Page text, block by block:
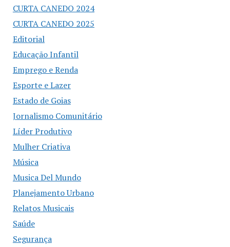
CURTA CANEDO 2024
CURTA CANEDO 2025
Editorial
Educação Infantil
Emprego e Renda
Esporte e Lazer
Estado de Goias
Jornalismo Comunitário
Líder Produtivo
Mulher Criativa
Música
Musica Del Mundo
Planejamento Urbano
Relatos Musicais
Saúde
Segurança